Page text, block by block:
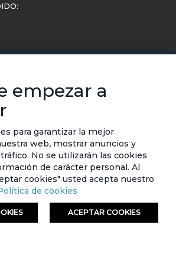
sobre últimas colecciones,
newsletter
SUSCRIBIRSE
Todos los derechos reservados.
empezar a
para garantizar la mejor
web, mostrar anuncios y
No se utilizarán las cookies
de carácter personal. Al
cookies" usted acepta nuestro
de cookies
ACEPTAR COOKIES